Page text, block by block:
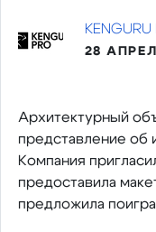
KENGURU
28
Архитектурный
представление об
Компания
предоставила
предложила